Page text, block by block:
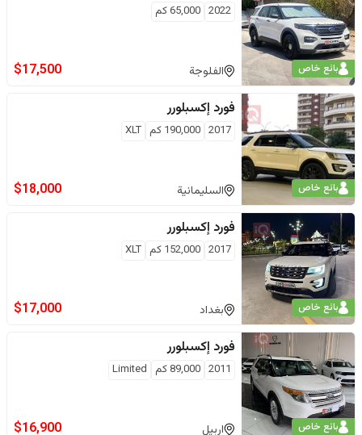
بائع خاص
2022
65,000كم
الفلوجة $17,500
بائع خاص
فورد إكسبلورر
2017
190,000 كم XLT
السليمانية $18,000
بائع خاص
فورد إكسبلورر
2017
152,000 كم XLT
بغداد $17,000
بائع خاص
فورد إكسبلورر
2011
89,000كم Limited
اربيل $16,900